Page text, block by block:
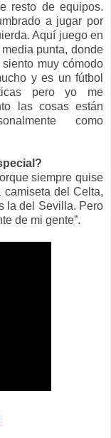
resto de equipos.
a jugar por
Aquí juego en
punta, donde
muy cómodo
y es un fútbol
pero yo me
las cosas están
como
siempre quise
del Celta,
la del Sevilla. Pero
de mi gente”.